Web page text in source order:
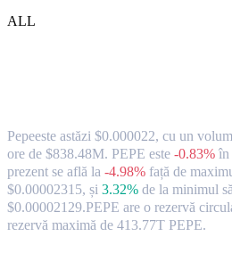
ALL
Pepeeste astăzi $0.000022, cu un
ore de $838.48M. PEPE este -0.83% în
prezent se află la -4.98% față de
$0.00002315, și 3.32% de la minimul
$0.00002129.PEPE are o rezervă
rezervă maximă de 413.77T PEPE.